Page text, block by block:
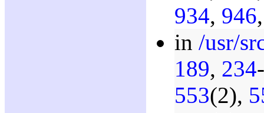
934, 946
in /usr/
189, 234-
553(2),